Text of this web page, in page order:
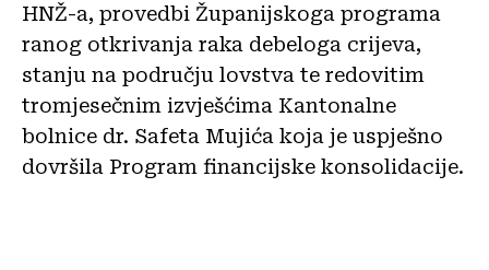
HNŽ-a, provedbi Županijskoga programa
ranog otkrivanja raka debeloga crijeva,
stanju na području lovstva te redovitim
tromjesečnim izvješćima Kantonalne
bolnice dr. Safeta Mujića koja je uspješno
dovršila Program financijske konsolidacije.